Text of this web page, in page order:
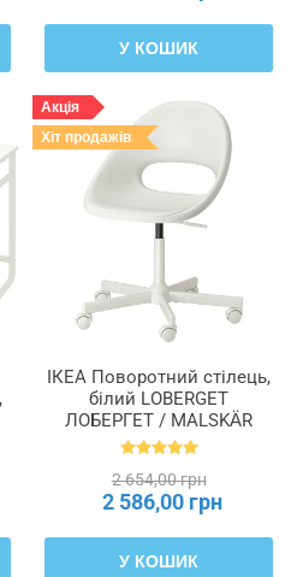
У КОШИК
Акція
Хіт продажів
ІКЕА Поворотний стілець,
білий LOBERGET
ЛОБЕРГЕТ / MALSKÄR
МАЛЬСКЕР, 194.454.69
2 654,00 грн
2 586,00 грн
У КОШИК